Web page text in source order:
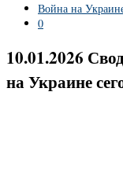
Война на
0
10.01.2026
на Украине